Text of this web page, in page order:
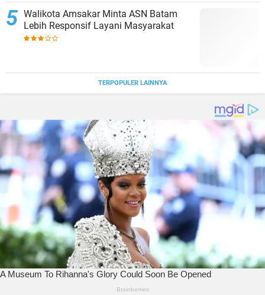
Walikota Amsakar Minta ASN Batam
Lebih Responsif Layani Masyarakat
TERPOPULER LAINNYA